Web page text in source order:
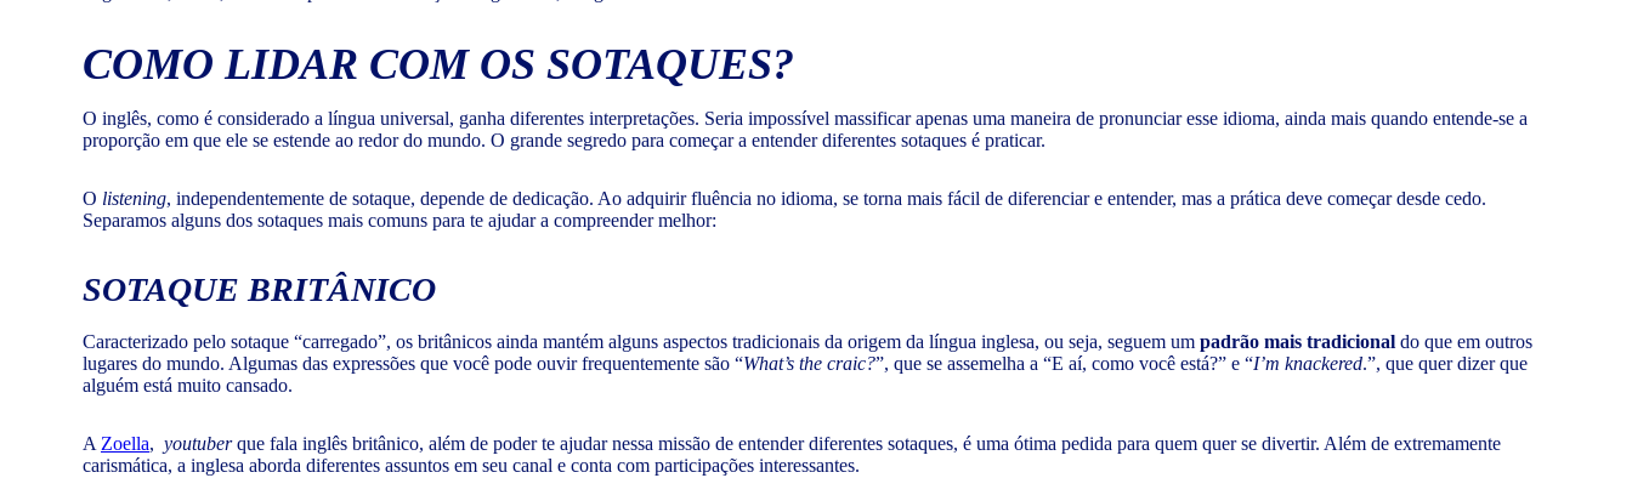
COMO LIDAR COM OS SOTAQUES?
O inglês, como é considerado a língua universal, ganha diferentes interpretações. Seria impossível massificar apenas uma maneira de pronunciar esse idioma, ainda mais quando entende-se a
proporção em que ele se estende ao redor do mundo. O grande segredo para começar a entender diferentes sotaques é praticar.
O listening, independentemente de sotaque, depende de dedicação. Ao adquirir fluência no idioma, se torna mais fácil de diferenciar e entender, mas a prática deve começar desde cedo.
Separamos alguns dos sotaques mais comuns para te ajudar a compreender melhor:
SOTAQUE BRITÂNICO
Caracterizado pelo sotaque “carregado”, os britânicos ainda mantém alguns aspectos tradicionais da origem da língua inglesa, ou seja, seguem um padrão mais tradicional do que em outros
lugares do mundo. Algumas das expressões que você pode ouvir frequentemente são “What’s the craic?”, que se assemelha a “E aí, como você está?” e “I’m knackered.”, que quer dizer que
alguém está muito cansado.
A Zoella, youtuberque fala inglês britânico, além de poder te ajudar nessa missão de entender diferentes sotaques, é uma ótima pedida para quem quer se divertir. Além de extremamente
carismática, a inglesa aborda diferentes assuntos em seu canal e conta com participações interessantes.